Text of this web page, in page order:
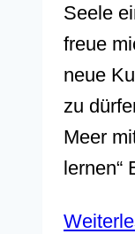
Seele
freue
neue
zu
Meer
lernen“